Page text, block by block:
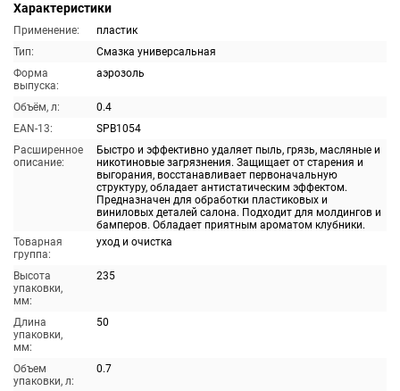
Характеристики
Применение:
пластик
Тип:
Смазка универсальная
Форма
выпуска:
аэрозоль
Объём, л:
0.4
EAN-13:
SPB1054
Расширенное
описание:
Быстро и эффективно удаляет пыль, грязь, масляные и
никотиновые загрязнения. Защищает от старения и
выгорания, восстанавливает первоначальную
структуру, обладает антистатическим эффектом.
Предназначен для обработки пластиковых и
виниловых деталей салона. Подходит для молдингов и
бамперов. Обладает приятным ароматом клубники.
Товарная
группа:
уход и очистка
Высота
упаковки,
мм:
235
Длина
упаковки,
мм:
50
Объем
упаковки, л:
0.7